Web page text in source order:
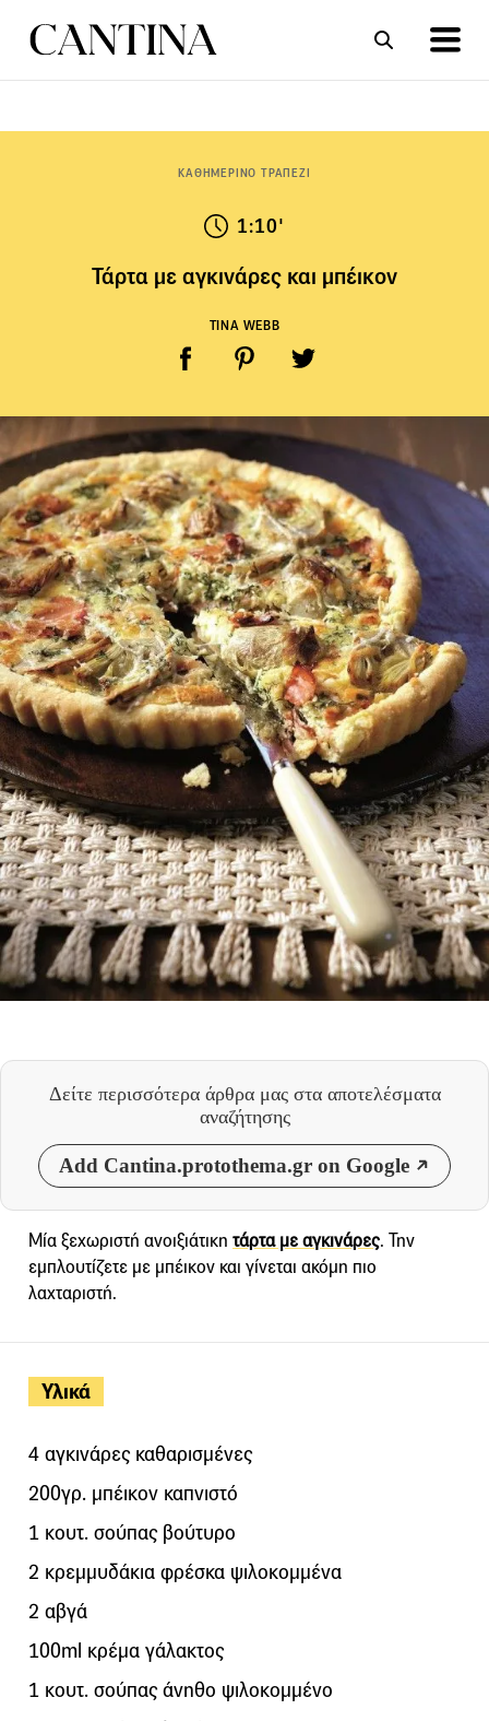
ΚΑΘΗΜΕΡΙΝΟ ΤΡΑΠΕΖΙ
1:10'
Τάρτα με αγκινάρες και μπέικον
TINA WEBB
Δείτε περισσότερα άρθρα μας στα αποτελέσματα
αναζήτησης
Add Cantina.protothema.gr on Google
Υλικά
4 αγκινάρες καθαρισμένες
200γρ. μπέικον καπνιστό
1 κουτ. σούπας βούτυρο
2 κρεμμυδάκια φρέσκα ψιλοκομμένα
2 αβγά
100ml κρέμα γάλακτος
1 κουτ. σούπας άνηθο ψιλοκομμένο
Μία ξεχωριστή ανοιξιάτικη τάρτα με αγκινάρες. Την
εμπλουτίζετε με μπέικον και γίνεται ακόμη πιο
λαχταριστή.